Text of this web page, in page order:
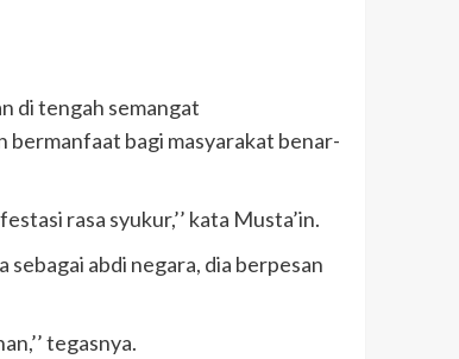
di tengah semangat
bermanfaat bagi masyarakat benar-
rasa syukur,’’ kata Musta’in.
abdi negara, dia berpesan
tegasnya.